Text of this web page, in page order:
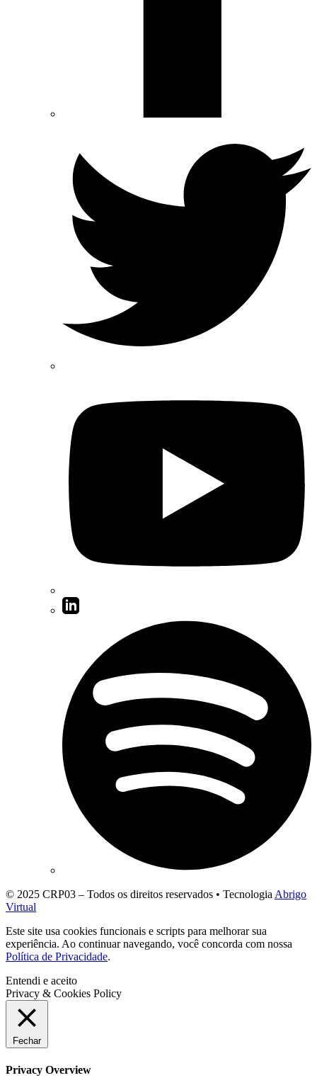
© 2025 CRP03 – Todos os direitos reservados • TecnologiaAbrigo
Virtual
Este site usa cookies funcionais e scripts para melhorar sua
experiência. Ao continuar navegando, você concorda com nossa
Política de Privacidade.
Entendi e aceito
Privacy & Cookies Policy
Fechar
Privacy Overview